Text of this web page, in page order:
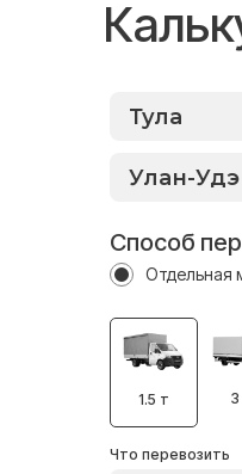
Способ
Отдельная
1.5 т
Что перевозить